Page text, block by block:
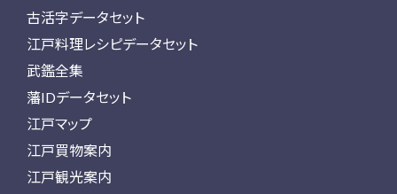
古活字データセット
江戸料理レシピデータセット
武鑑全集
藩IDデータセット
江戸マップ
江戸買物案内
江戸観光案内